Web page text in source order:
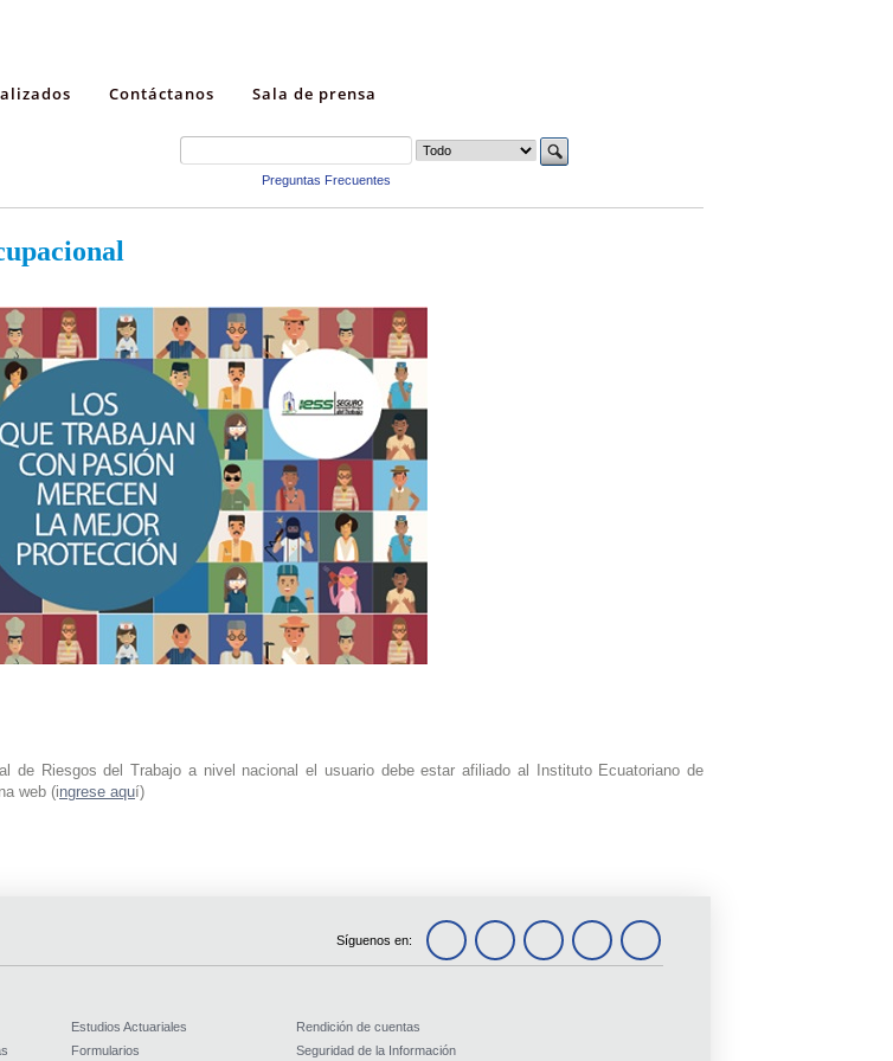
Contáctanos Sala de prensa
Preguntas Frecuentes
de Riesgos del Trabajo a nivel nacional el usuario debe estar afiliado al Instituto Ecuatoriano de
web (ingrese aquí)
Síguenos en:
Estudios Actuariales
Formularios
Rendición de cuentas
Seguridad de la Información